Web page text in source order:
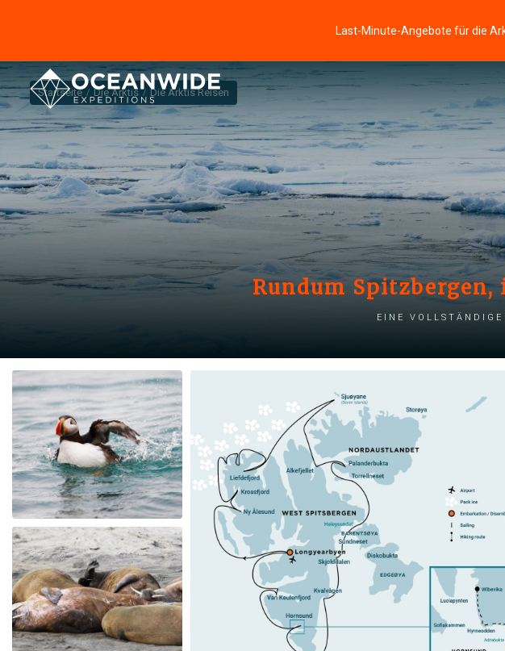
Last-Minute-Angebote für die
Startseite Die Arktis Die Arktis Reisen
Rundum Spitzbergen,
Eine vollständige